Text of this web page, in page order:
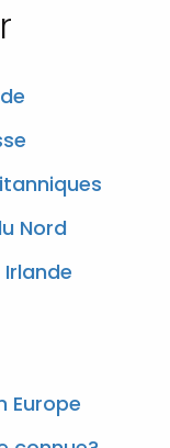
Nord
Europe